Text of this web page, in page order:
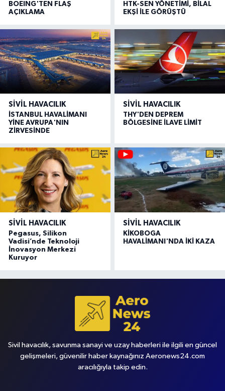
BOEING'TEN FLAŞ
AÇIKLAMA
HTK-SEN YÖNETİMİ, BİLAL
EKŞİ İLE GÖRÜŞTÜ
SIVIL HAVACILIK
İSTANBUL HAVALİMANI
YİNE AVRUPA'NIN
ZİRVESİNDE
SIVIL HAVACILIK
THY'DEN DEPREM
BÖLGESİNE İLAVE LİMİT
SIVIL HAVACILIK
Pegasus, Silikon
Vadisi’nde Teknoloji
İnovasyon Merkezi
Kuruyor
SIVIL HAVACILIK
KİKOBOGA
HAVALİMANI'NDA İKİ KAZA
Sivil havacılık, savunma sanayi ve uzay haberleri ile ilgili en güncel
gelişmeleri, güvenilir haber kaynağınız Aeronews24.com
aracılığıyla takip edin.